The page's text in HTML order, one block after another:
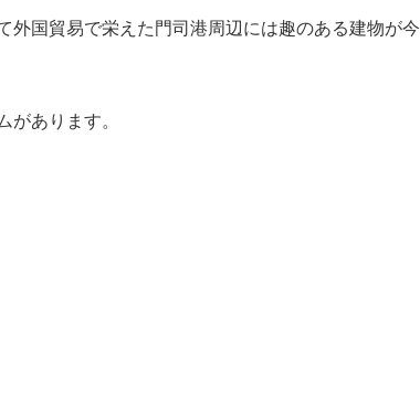
外国貿易で栄えた門司港周辺には趣のある建物が今
があります。